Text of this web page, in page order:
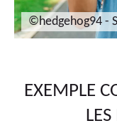
©hedgehog94 -
EXEMPLE